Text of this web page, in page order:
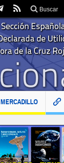
Buscar
MERCADILLO